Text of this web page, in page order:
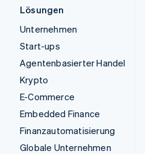
Lösungen
Unternehmen
Start-ups
Agentenbasierter Handel
Krypto
E-Commerce
Embedded Finance
Finanzautomatisierung
Globale Unternehmen